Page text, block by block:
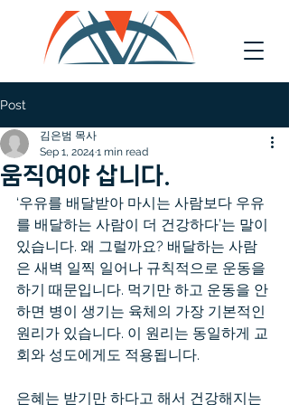
Post
움직여야 삽니다.
김은범 목사
Sep 1, 2024 1 min read
‘우유를 배달받아 마시는 사람보다 우유
를 배달하는 사람이 더 건강하다’는 말이
있습니다. 왜 그럴까요? 배달하는 사람
은 새벽 일찍 일어나 규칙적으로 운동을
하기 때문입니다. 먹기만 하고 운동을 안
하면 병이 생기는 육체의 가장 기본적인
원리가 있습니다. 이 원리는 동일하게 교
회와 성도에게도 적용됩니다.
은혜는 받기만 하다고 해서 건강해지는